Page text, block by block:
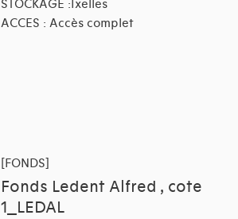
STOCKAGE :Ixelles
ACCES : Accès complet
[FONDS]
Fonds Ledent Alfred , cote
1_LEDAL